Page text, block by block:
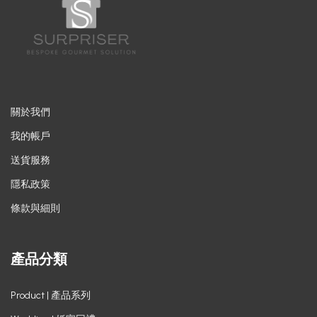
關於我們
我的帳戶
送貨服務
隱私政策
條款與細則
產品分類
Product | 產品系列